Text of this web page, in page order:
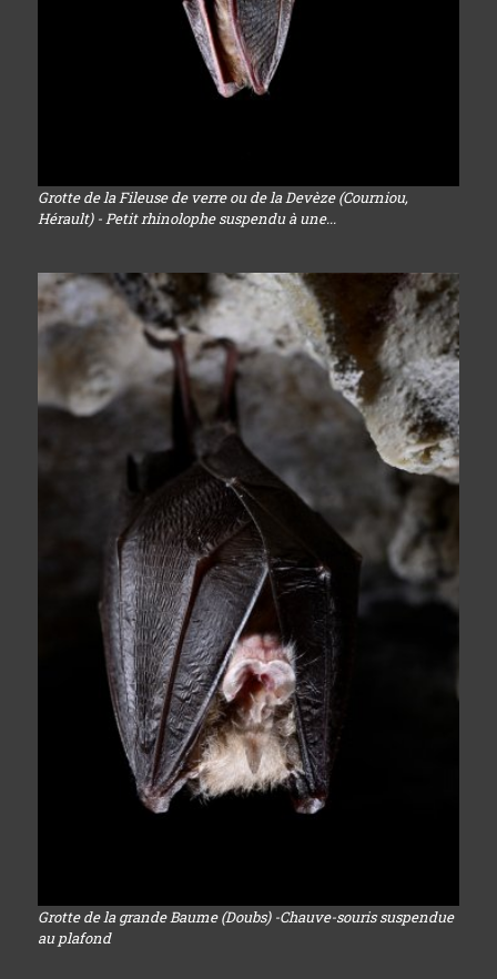
Grotte de la Fileuse de verre ou de la Devèze (Courniou,
Hérault) - Petit rhinolophe suspendu à une...
Grotte de la grande Baume (Doubs) -Chauve-souris suspendue
au plafond